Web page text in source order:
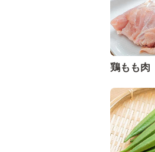
鶏もも肉